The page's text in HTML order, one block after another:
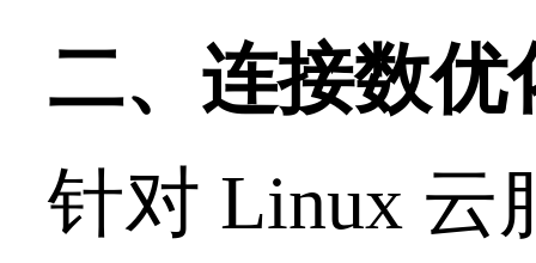
二、连接数优
针对 Linux 云